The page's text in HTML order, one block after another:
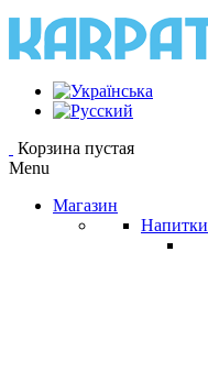
Корзина пустая
Menu
Магазин
Напитки